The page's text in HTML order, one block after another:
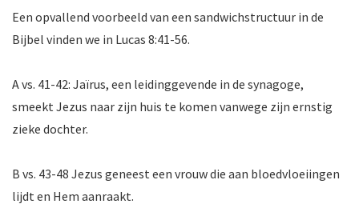
Een opvallend voorbeeld van een sandwichstructuur in de
Bijbel vinden we in Lucas 8:41-56.
A vs. 41-42: Jaïrus, een leidinggevende in de synagoge,
smeekt Jezus naar zijn huis te komen vanwege zijn ernstig
zieke dochter.
B vs. 43-48 Jezus geneest een vrouw die aan bloedvloeiingen
lijdt en Hem aanraakt.